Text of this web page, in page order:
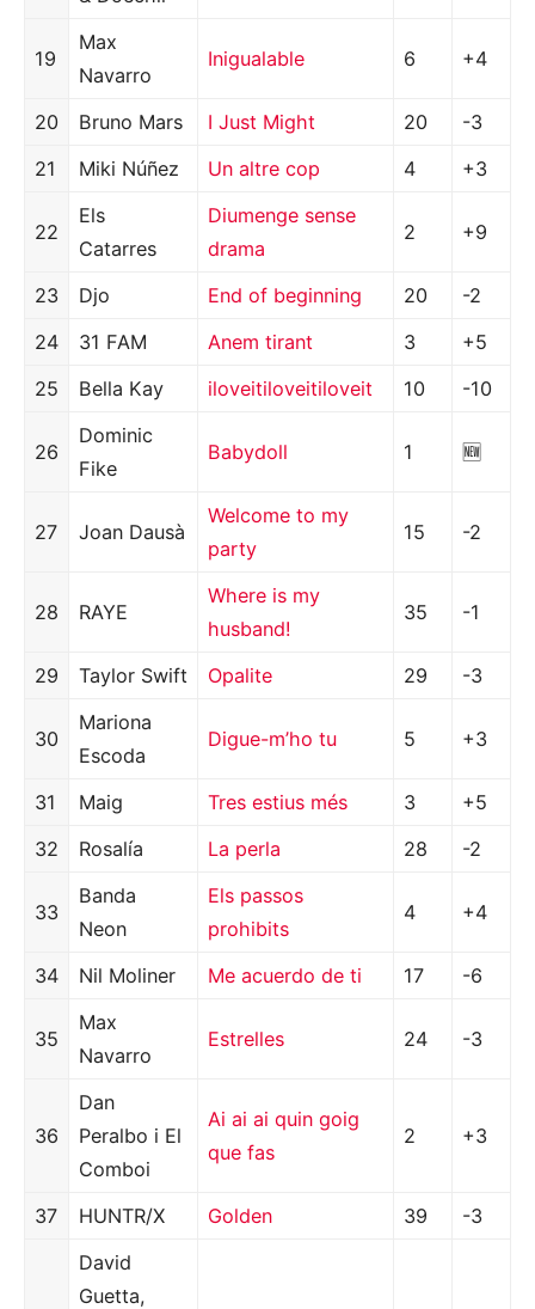
19
Max
Navarro
Inigualable 6 +4
20 Bruno Mars I Just Might 20
-3
21
Miki Núñez Un altre cop 4 +3
22
Els
Catarres
Diumenge sense
drama
2 +9
23 Djo End of beginning 20
-2
24
31 FAM Anem tirant 3
+5
25
Bella Kay iloveitiloveitiloveit 10 -10
26
Dominic
Fike
Babydoll 1 🆕
27 Joan Dausà
Welcome to my
party
15 -2
28 RAYE
Where is my
husband!
35 -1
29 Taylor Swift Opalite 29 -3
30
Mariona
Escoda
Digue-m’ho tu 5 +3
31 Maig Tres estius més 3
+5
32
Rosalía La perla 28 -2
33
Banda
Neon
Els passos
prohibits
4 +4
34 Nil Moliner Me acuerdo de ti 17 -6
35
Max
Navarro
Estrelles 24 -3
36
Dan
Peralbo i El
Comboi
Ai ai ai quin goig
que fas
2 +3
37 HUNTR/X Golden 39 -3
David
Guetta,